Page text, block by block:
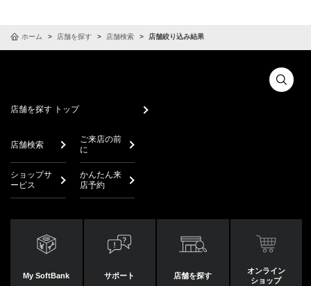
ホーム 店舗を探す 店舗検索 店舗絞り込み結果
店舗を探す トップ
店舗検索
ご来店の前
に
ショップサ
ービス
かんたん来
店予約
My SoftBank サポート 店舗を探す
オンライン
ショップ